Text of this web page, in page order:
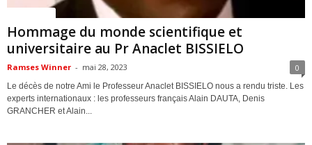
Hommage du monde scientifique et
universitaire au Pr Anaclet BISSIELO
Ramses Winner - mai 28, 2023 0
Le décès de notre Ami le Professeur Anaclet BISSIELO nous a rendu triste. Les
experts internationaux : les professeurs français Alain DAUTA, Denis
GRANCHER et Alain...